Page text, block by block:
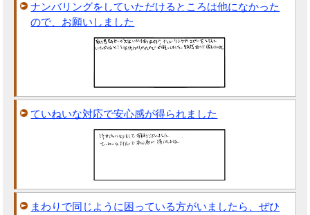
ナンバリングをしていただけるところは他になかった
ので、お願いしました
ていねいな対応で安心感が得られました
まわりで同じように困っている方がいましたら、ぜひ